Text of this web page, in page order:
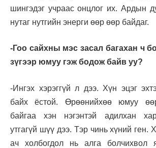
шингэдэг учраас онцлог их. Ардын
нутаг нутгийн энерги өөр өөр байдаг.
-Гоо сайхны мэс засал багахан ч
зүгээр юмуу гэж бодож байв уу?
-Ингэх хэрэггүй л дээ. Хүн эцэг
байх ёстой. Өрөөнийхөө юмуу
байгаа хэн нэгэнтэй адилхан
утгагүй шүү дээ. Тэр чинь хүний ген.
ач холбогдол нь алга